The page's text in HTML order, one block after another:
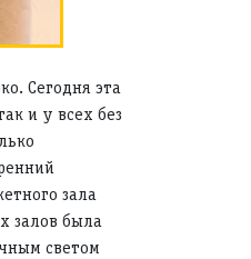
Сегодня эта
и у всех без
зала
залов была
светом